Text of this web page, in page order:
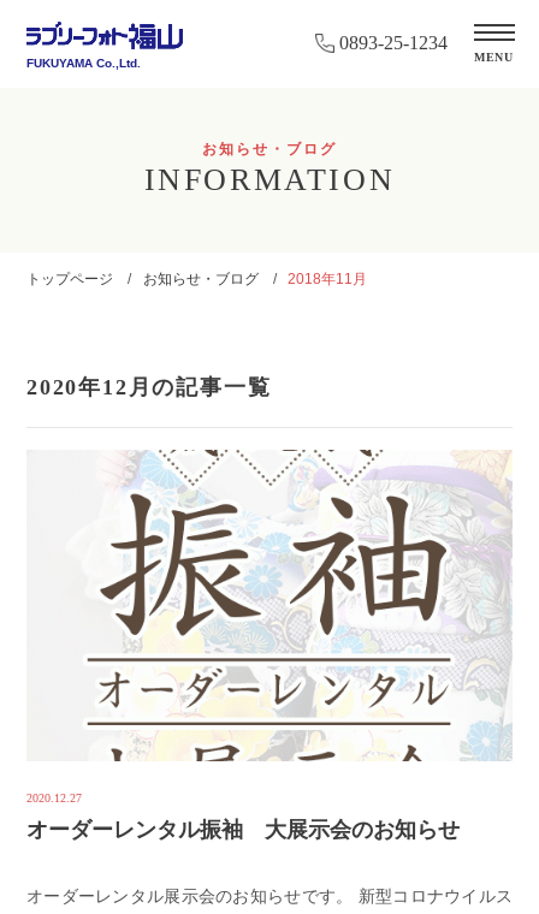
FUKUYAMA Co.,Ltd.
0893-25-1234
MENU
お知らせ・ブログ
INFORMATION
トップページ お知らせ・ブログ 2018年11月
2020年12月の記事一覧
2020.12.27
オーダーレンタル振袖 大展示会のお知らせ
オーダーレンタル展示会のお知らせです。 新型コロナウイルス